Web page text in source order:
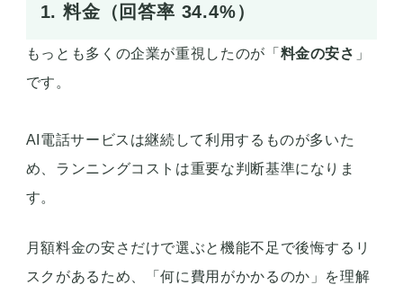
1. 料金（回答率 34.4%）
もっとも多くの企業が重視したのが「 料金の安さ 」
です。
AI電話サービスは継続して利用するものが多いた
め、ランニングコストは重要な判断基準になりま
す。
月額料金の安さだけで選ぶと機能不足で後悔するリ
スクがあるため、「何に費用がかかるのか」を理解